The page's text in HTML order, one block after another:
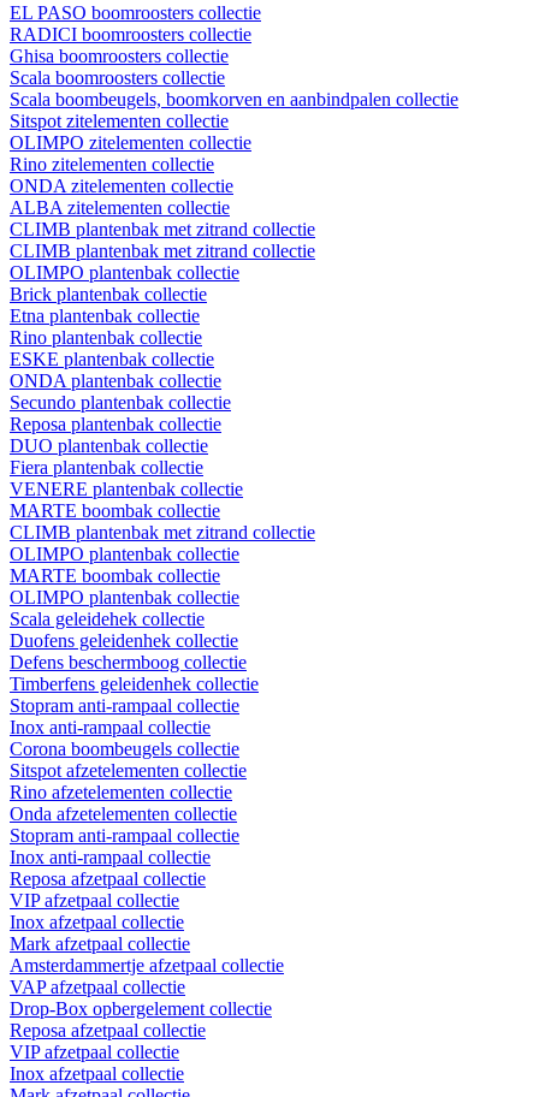
EL PASO boomroosters collectie
RADICI boomroosters collectie
Ghisa boomroosters collectie
Scala boomroosters collectie
Scala boombeugels, boomkorven en aanbindpalen collectie
Sitspot zitelementen collectie
OLIMPO zitelementen collectie
Rino zitelementen collectie
ONDA zitelementen collectie
ALBA zitelementen collectie
CLIMB plantenbak met zitrand collectie
CLIMB plantenbak met zitrand collectie
OLIMPO plantenbak collectie
Brick plantenbak collectie
Etna plantenbak collectie
Rino plantenbak collectie
ESKE plantenbak collectie
ONDA plantenbak collectie
Secundo plantenbak collectie
Reposa plantenbak collectie
DUO plantenbak collectie
Fiera plantenbak collectie
VENERE plantenbak collectie
MARTE boombak collectie
CLIMB plantenbak met zitrand collectie
OLIMPO plantenbak collectie
MARTE boombak collectie
OLIMPO plantenbak collectie
Scala geleidehek collectie
Duofens geleidenhek collectie
Defens beschermboog collectie
Timberfens geleidenhek collectie
Stopram anti-rampaal collectie
Inox anti-rampaal collectie
Corona boombeugels collectie
Sitspot afzetelementen collectie
Rino afzetelementen collectie
Onda afzetelementen collectie
Stopram anti-rampaal collectie
Inox anti-rampaal collectie
Reposa afzetpaal collectie
VIP afzetpaal collectie
Inox afzetpaal collectie
Mark afzetpaal collectie
Amsterdammertje afzetpaal collectie
VAP afzetpaal collectie
Drop-Box opbergelement collectie
Reposa afzetpaal collectie
VIP afzetpaal collectie
Inox afzetpaal collectie